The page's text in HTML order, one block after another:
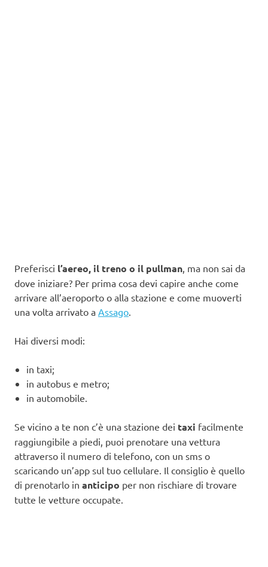
Preferisci l’aereo, il treno o il pullman, ma non sai da
dove iniziare? Per prima cosa devi capire anche come
arrivare all’aeroporto o alla stazione e come muoverti
una volta arrivato a Assago.
Hai diversi modi:
in taxi;
in autobus e metro;
in automobile.
Se vicino a te non c’è una stazione dei taxi facilmente
raggiungibile a piedi, puoi prenotare una vettura
attraverso il numero di telefono, con un sms o
scaricando un’app sul tuo cellulare. Il consiglio è quello
di prenotarlo in anticipo per non rischiare di trovare
tutte le vetture occupate.